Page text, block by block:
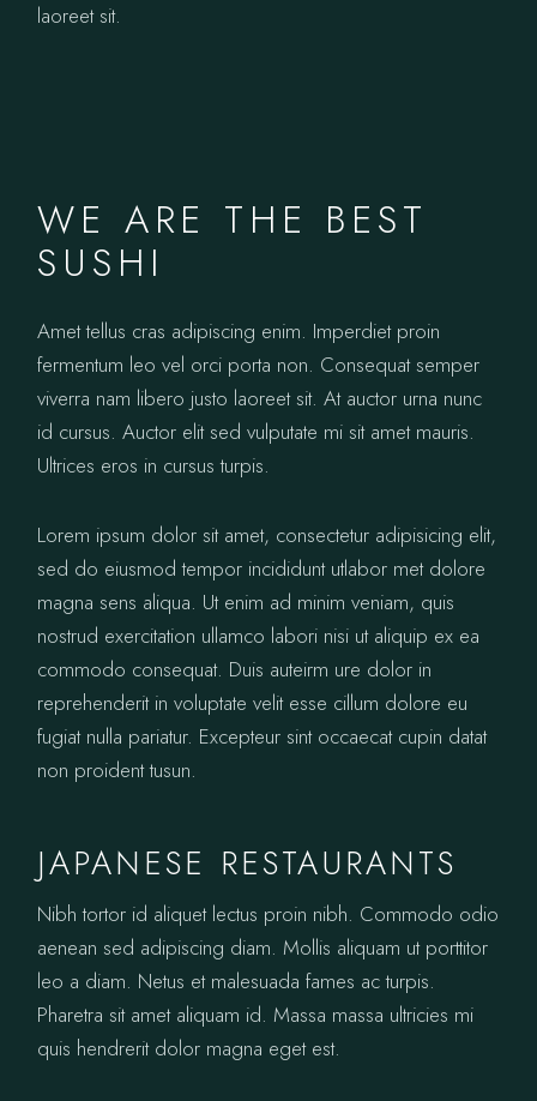
laoreet sit.
WE ARE THE BEST
SUSHI
Amet tellus cras adipiscing enim. Imperdiet proin
fermentum leo vel orci porta non. Consequat semper
viverra nam libero justo laoreet sit. At auctor urna nunc
id cursus. Auctor elit sed vulputate mi sit amet mauris.
Ultrices eros in cursus turpis.
Lorem ipsum dolor sit amet, consectetur adipisicing elit,
sed do eiusmod tempor incididunt utlabor met dolore
magna sens aliqua. Ut enim ad minim veniam, quis
nostrud exercitation ullamco labori nisi ut aliquip ex ea
commodo consequat. Duis auteirm ure dolor in
reprehenderit in voluptate velit esse cillum dolore eu
fugiat nulla pariatur. Excepteur sint occaecat cupin datat
non proident tusun.
JAPANESE RESTAURANTS
Nibh tortor id aliquet lectus proin nibh. Commodo odio
aenean sed adipiscing diam. Mollis aliquam ut porttitor
leo a diam. Netus et malesuada fames ac turpis.
Pharetra sit amet aliquam id. Massa massa ultricies mi
quis hendrerit dolor magna eget est.